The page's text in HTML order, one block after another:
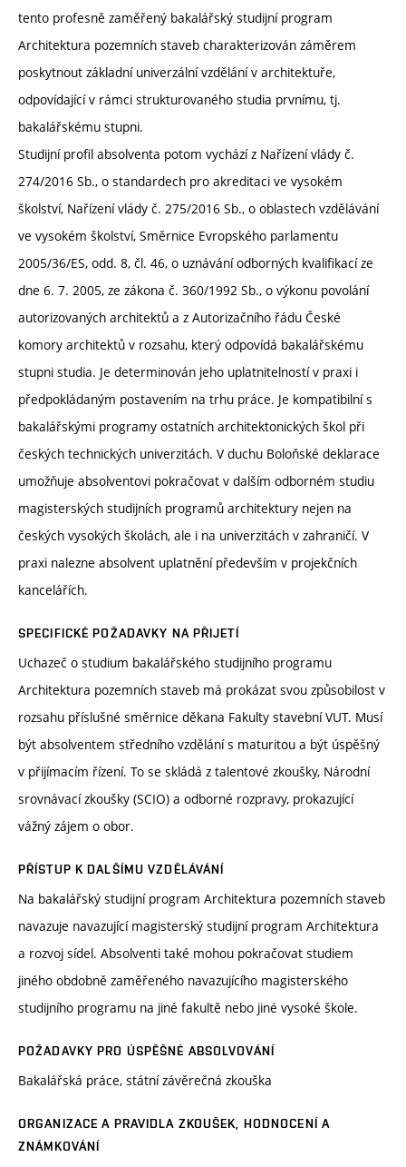
tento profesně zaměřený bakalářský studijní program
Architektura pozemních staveb charakterizován záměrem
poskytnout základní univerzální vzdělání v architektuře,
odpovídající v rámci strukturovaného studia prvnímu, tj.
bakalářskému stupni.
Studijní profil absolventa potom vychází z Nařízení vlády č.
274/2016 Sb., o standardech pro akreditaci ve vysokém
školství, Nařízení vlády č. 275/2016 Sb., o oblastech vzdělávání
ve vysokém školství, Směrnice Evropského parlamentu
2005/36/ES, odd. 8, čl. 46, o uznávání odborných kvalifikací ze
dne 6. 7. 2005, ze zákona č. 360/1992 Sb., o výkonu povolání
autorizovaných architektů a z Autorizačního řádu České
komory architektů v rozsahu, který odpovídá bakalářskému
stupni studia. Je determinován jeho uplatnitelností v praxi i
předpokládaným postavením na trhu práce. Je kompatibilní s
bakalářskými programy ostatních architektonických škol při
českých technických univerzitách. V duchu Boloňské deklarace
umožňuje absolventovi pokračovat v dalším odborném studiu
magisterských studijních programů architektury nejen na
českých vysokých školách, ale i na univerzitách v zahraničí. V
praxi nalezne absolvent uplatnění především v projekčních
kancelářích.
SPECIFICKÉ POŽADAVKY NA PŘIJETÍ
Uchazeč o studium bakalářského studijního programu
Architektura pozemních staveb má prokázat svou způsobilost v
rozsahu příslušné směrnice děkana Fakulty stavební VUT. Musí
být absolventem středního vzdělání s maturitou a být úspěšný
v přijímacím řízení. To se skládá z talentové zkoušky, Národní
srovnávací zkoušky (SCIO) a odborné rozpravy, prokazující
vážný zájem o obor.
PŘÍSTUP K DALŠÍMU VZDĚLÁVÁNÍ
Na bakalářský studijní program Architektura pozemních staveb
navazuje navazující magisterský studijní program Architektura
a rozvoj sídel. Absolventi také mohou pokračovat studiem
jiného obdobně zaměřeného navazujícího magisterského
studijního programu na jiné fakultě nebo jiné vysoké škole.
POŽADAVKY PRO ÚSPĚŠNÉ ABSOLVOVÁNÍ
Bakalářská práce, státní závěrečná zkouška
ORGANIZACE A PRAVIDLA ZKOUŠEK, HODNOCENÍ A
ZNÁMKOVÁNÍ